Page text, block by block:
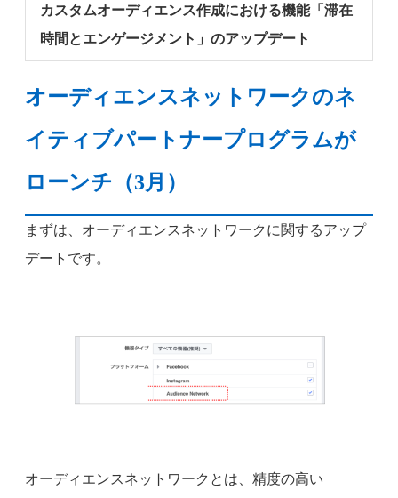
カスタムオーディエンス作成における機能「滞在
時間とエンゲージメント」のアップデート
オーディエンスネットワークのネ
イティブパートナープログラムが
ローンチ（3月）
まずは、オーディエンスネットワークに関するアップ
デートです。
オーディエンスネットワークとは、精度の高い